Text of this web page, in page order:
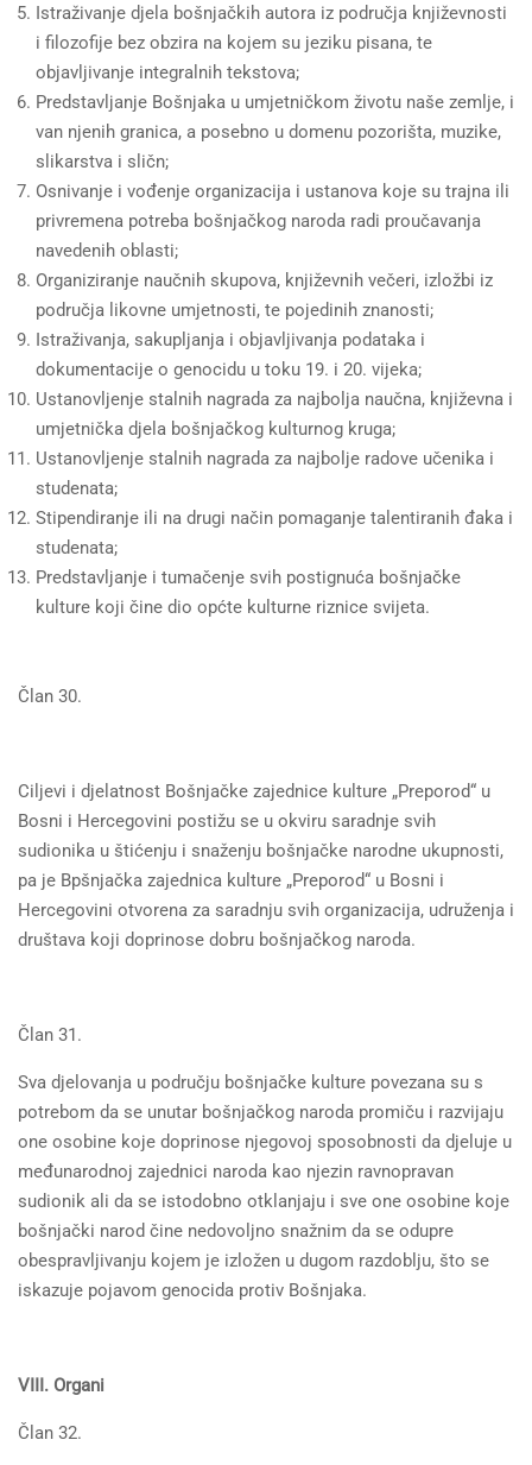
Istraživanje djela bošnjačkih autora iz područja književnosti
i filozofije bez obzira na kojem su jeziku pisana, te
objavljivanje integralnih tekstova;
Predstavljanje Bošnjaka u umjetničkom životu naše zemlje, i
van njenih granica, a posebno u domenu pozorišta, muzike,
slikarstva i sličn;
Osnivanje i vođenje organizacija i ustanova koje su trajna ili
privremena potreba bošnjačkog naroda radi proučavanja
navedenih oblasti;
Organiziranje naučnih skupova, književnih večeri, izložbi iz
područja likovne umjetnosti, te pojedinih znanosti;
Istraživanja, sakupljanja i objavljivanja podataka i
dokumentacije o genocidu u toku 19. i 20. vijeka;
Ustanovljenje stalnih nagrada za najbolja naučna, književna i
umjetnička djela bošnjačkog kulturnog kruga;
Ustanovljenje stalnih nagrada za najbolje radove učenika i
studenata;
Stipendiranje ili na drugi način pomaganje talentiranih đaka i
studenata;
Predstavljanje i tumačenje svih postignuća bošnjačke
kulture koji čine dio općte kulturne riznice svijeta.
Član 30.
Ciljevi i djelatnost Bošnjačke zajednice kulture „Preporod“ u
Bosni i Hercegovini postižu se u okviru saradnje svih
sudionika u štićenju i snaženju bošnjačke narodne ukupnosti,
pa je Bpšnjačka zajednica kulture „Preporod“ u Bosni i
Hercegovini otvorena za saradnju svih organizacija, udruženja i
društava koji doprinose dobru bošnjačkog naroda.
Član 31.
Sva djelovanja u području bošnjačke kulture povezana su s
potrebom da se unutar bošnjačkog naroda promiču i razvijaju
one osobine koje doprinose njegovoj sposobnosti da djeluje u
međunarodnoj zajednici naroda kao njezin ravnopravan
sudionik ali da se istodobno otklanjaju i sve one osobine koje
bošnjački narod čine nedovoljno snažnim da se odupre
obespravljivanju kojem je izložen u dugom razdoblju, što se
iskazuje pojavom genocida protiv Bošnjaka.
VIII. Organi
Član 32.